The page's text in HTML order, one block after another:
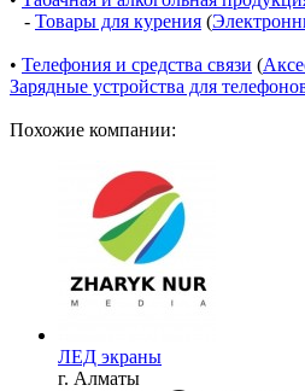
- Товары для курения (
• Телефония и средства связи (
Зарядные устройства для
Похожие компании:
ЛЕД экраны
г. Алматы